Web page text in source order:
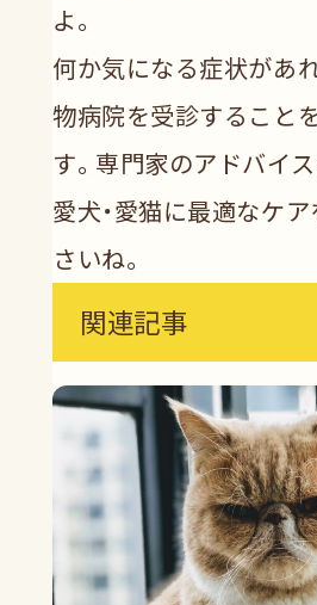
よ。
何か気になる症状があ
物病院を受診すること
す。専門家のアドバイ
愛犬・愛猫に最適なケ
さいね。
関連記事